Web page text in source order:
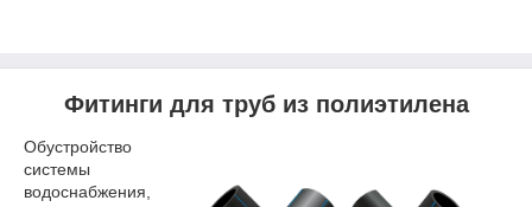
Фитинги для труб из полиэтилена
Обустройство
системы
водоснабжения,